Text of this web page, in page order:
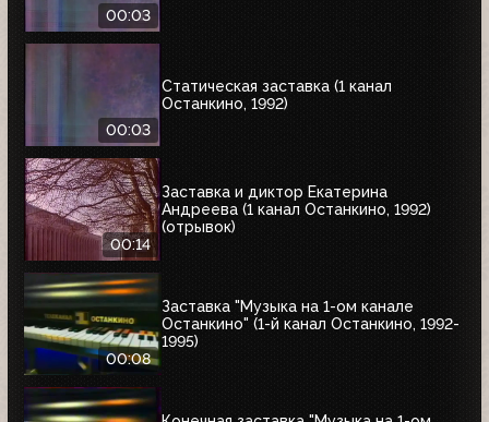
00:03
00:03
Статическая заставка (1 канал
Останкино, 1992)
00:14
Заставка и диктор Екатерина
Андреева (1 канал Останкино, 1992)
(отрывок)
00:08
Заставка "Музыка на 1-ом канале
Останкино" (1-й канал Останкино, 1992-
1995)